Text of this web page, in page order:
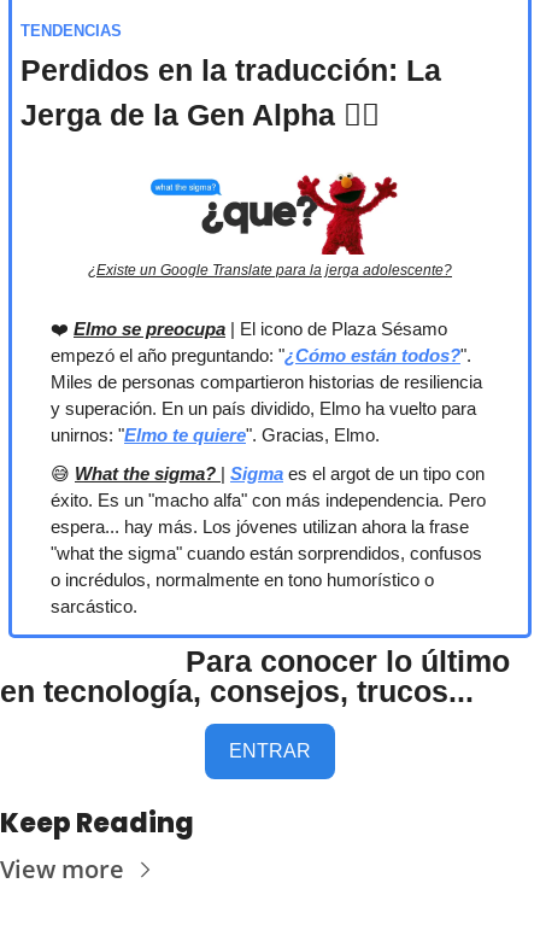
TENDENCIAS
Perdidos en la traducción: La
Jerga de la Gen Alpha 🤷‍♀️
¿Existe un Google Translate para la jerga adolescente?
❤️ Elmo se preocupa | El icono de Plaza Sésamo
empezó el año preguntando: "¿Cómo están todos?".
Miles de personas compartieron historias de resiliencia
y superación. En un país dividido, Elmo ha vuelto para
unirnos: "Elmo te quiere". Gracias, Elmo.
😅 What the sigma? | Sigma es el argot de un tipo con
éxito. Es un "macho alfa" con más independencia. Pero
espera... hay más. Los jóvenes utilizan ahora la frase
"what the sigma" cuando están sorprendidos, confusos
o incrédulos, normalmente en tono humorístico o
sarcástico.
en tecnología, consejos, trucos...
ENTRAR
Keep Reading
View more